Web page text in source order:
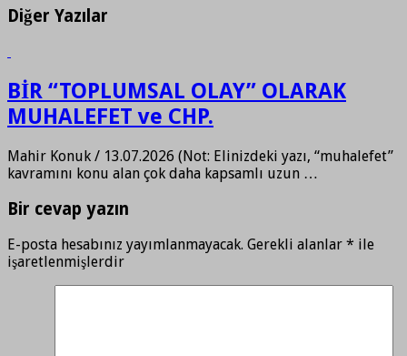
Diğer Yazılar
BİR “TOPLUMSAL OLAY” OLARAK
MUHALEFET ve CHP.
Mahir Konuk / 13.07.2026 (Not: Elinizdeki yazı, “muhalefet”
kavramını konu alan çok daha kapsamlı uzun …
Bir cevap yazın
E-posta hesabınız yayımlanmayacak. Gerekli alanlar * ile
işaretlenmişlerdir